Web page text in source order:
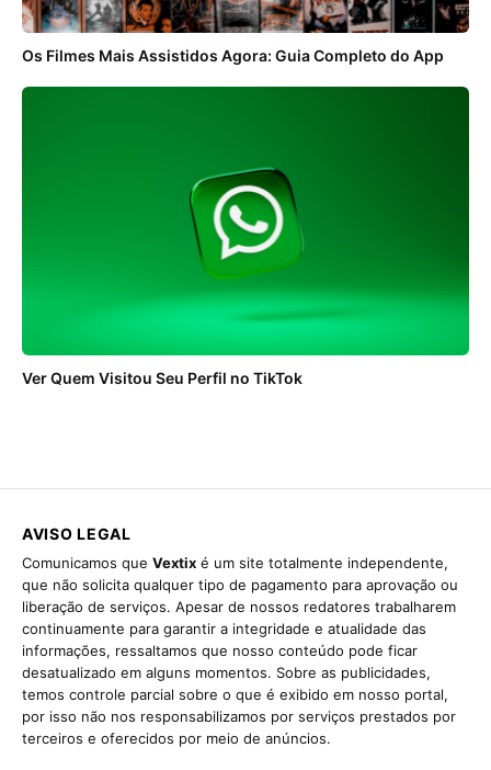
Os Filmes Mais Assistidos Agora: Guia Completo do App
Ver Quem Visitou Seu Perfil no TikTok
AVISO LEGAL
Comunicamos que Vextix é um site totalmente independente,
que não solicita qualquer tipo de pagamento para aprovação ou
liberação de serviços. Apesar de nossos redatores trabalharem
continuamente para garantir a integridade e atualidade das
informações, ressaltamos que nosso conteúdo pode ficar
desatualizado em alguns momentos. Sobre as publicidades,
temos controle parcial sobre o que é exibido em nosso portal,
por isso não nos responsabilizamos por serviços prestados por
terceiros e oferecidos por meio de anúncios.